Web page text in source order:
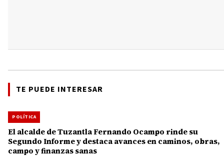
TE PUEDE INTERESAR
POLÍTICA
El alcalde de Tuzantla Fernando Ocampo rinde su
Segundo Informe y destaca avances en caminos, obras,
campo y finanzas sanas